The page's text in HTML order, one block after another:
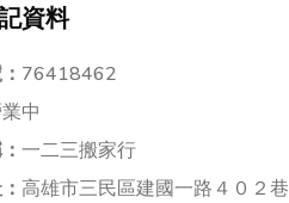
資料
76418462
中
一二三搬家行
高雄市三民區建國一路４０２